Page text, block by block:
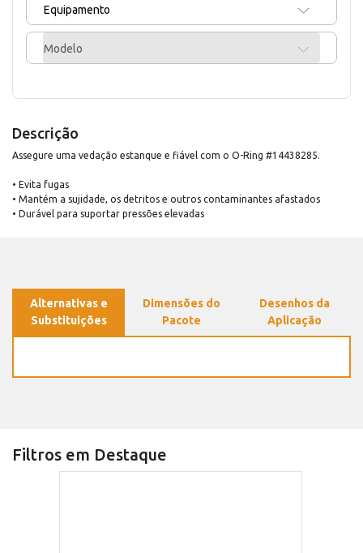
Equipamento
Modelo
Descrição
Assegure uma vedação estanque e fiável com o O-Ring #14438285.
• Evita fugas
• Mantém a sujidade, os detritos e outros contaminantes afastados
• Durável para suportar pressões elevadas
Alternativas e
Substituições
Dimensões do
Pacote
Desenhos da
Aplicação
Filtros em Destaque